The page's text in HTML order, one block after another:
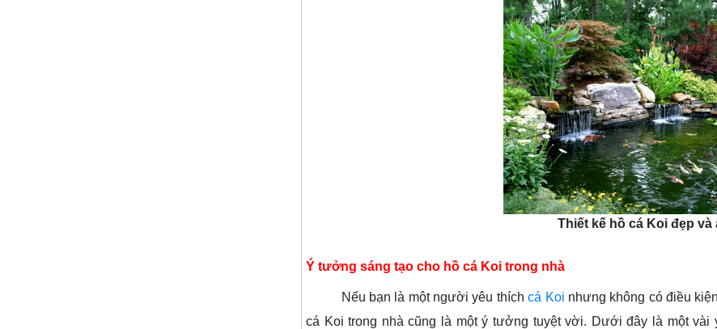
Thiết kế hồ cá Koi đẹp
Ý tưởng sáng tạo cho hồ cá Koi trong nhà
Nếu bạn là một người yêu thíchcá Koi nhưng không có điều
cá Koi trong nhà cũng là một ý tưởng tuyệt vời. Dưới đây là một